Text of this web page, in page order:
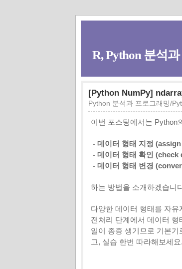
R, Python 분석
[Python NumPy]
Python 분석과 프로그래밍/
이번 포스팅에서는 Python
- 데이터 형태 지정
- 데이터 형태 확인 (check
- 데이터 형태 변경
하는 방법을 소개하겠습니
다양한 데이터 형태를 자
전처리 단계에서 데이터 형
일이 종종 생기므로 기본
고, 실습 한번 따라해보세요.